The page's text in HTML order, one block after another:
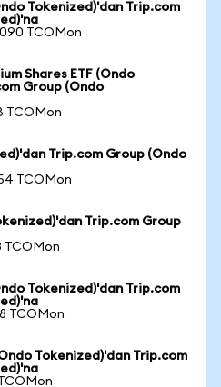
Tokenized)'dan Trip.com
TCOMon
Shares ETF (Ondo
Group (Ondo
TCOMon
Trip.com Group (Ondo
TCOMon
Trip.com Group
TCOMon
Tokenized)'dan Trip.com
TCOMon
Tokenized)'dan Trip.com